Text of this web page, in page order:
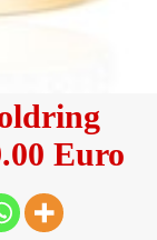
Euro